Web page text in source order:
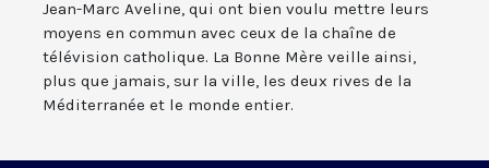
Jean-Marc Aveline, qui ont bien voulu mettre leurs
moyens en commun avec ceux de la chaîne de
télévision catholique. La Bonne Mère veille ainsi,
plus que jamais, sur la ville, les deux rives de la
Méditerranée et le monde entier.